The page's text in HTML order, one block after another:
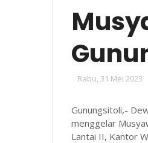
Rabu, 31 Mei 2023
Gunungsitoli,-
menggelar
Lantai II, Kantor